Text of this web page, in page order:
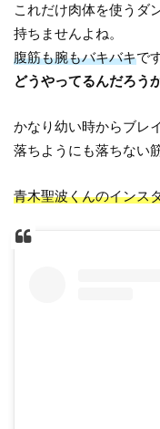
これだけ肉体を使うダ
持ちませんよね。
腹筋も腕もバキバキで
どうやってるんだろう
かなり幼い時からブレ
落ちようにも落ちない
青木聖波くんのインス